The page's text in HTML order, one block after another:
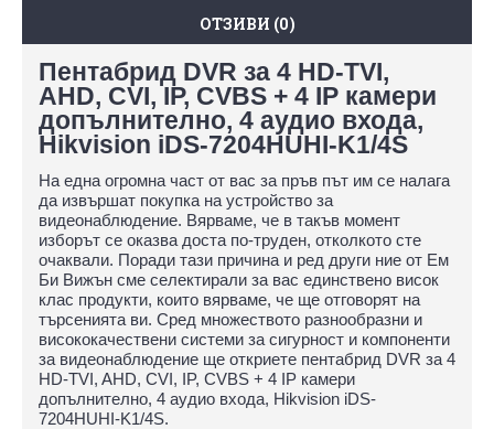
ОТЗИВИ (0)
Пентабрид DVR за 4 HD-TVI,
AHD, CVI, IP, CVBS + 4 IP камери
допълнително, 4 аудио входа,
Hikvision iDS-7204HUHI-K1/4S
На една огромна част от вас за пръв път им се налага
да извършат покупка на устройство за
видеонаблюдение. Вярваме, че в такъв момент
изборът се оказва доста по-труден, отколкото сте
очаквали. Поради тази причина и ред други ние от Ем
Би Вижън сме селектирали за вас единствено висок
клас продукти, които вярваме, че ще отговорят на
търсенията ви. Сред множеството разнообразни и
висококачествени системи за сигурност и компоненти
за видеонаблюдение ще откриете пентабрид DVR за 4
HD-TVI, AHD, CVI, IP, CVBS + 4 IP камери
допълнително, 4 аудио входа, Hikvision iDS-
7204HUHI-K1/4S.